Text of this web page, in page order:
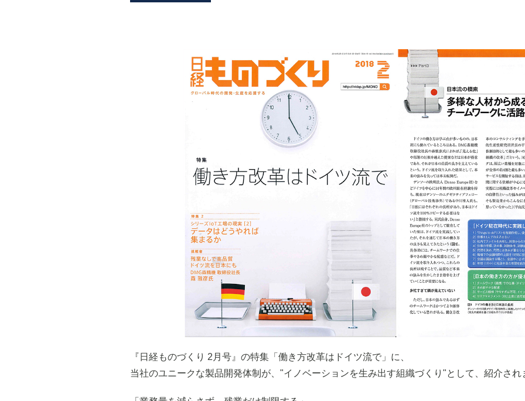
『日経ものづくり 2月号』の特集「働き方改革はドイツ流で」に、
当社のユニークな製品開発体制が、"イノベーションを生み出す組織づくり"として、紹介され